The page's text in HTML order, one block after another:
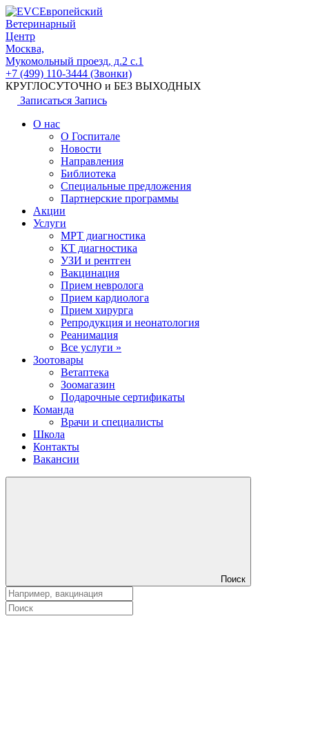
Европейский
Ветеринарный
Центр
Москва,
Мукомольный проезд, д.2 с.1
+7 (499) 110-3444 (Звонки)
КРУГЛОСУТОЧНО и БЕЗ ВЫХОДНЫХ
Записаться Запись
О нас
О Госпитале
Новости
Направления
Библиотека
Специальные предложения
Партнерские программы
Акции
Услуги
МРТ диагностика
КТ диагностика
УЗИ и рентген
Вакцинация
Прием невролога
Прием кардиолога
Прием хирурга
Репродукция и неонатология
Реанимация
Все услуги »
Зоотовары
Ветаптека
Зоомагазин
Подарочные сертификаты
Команда
Врачи и специалисты
Школа
Контакты
Вакансии
Поиск